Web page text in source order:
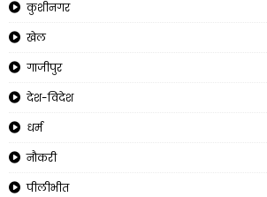
कुशीनगर
खेल
गाजीपुर
देश-विदेश
धर्म
नौकरी
पीलीभीत